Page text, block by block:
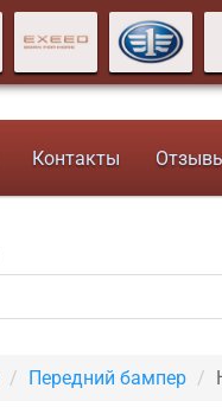
Контакты
Передний бампер